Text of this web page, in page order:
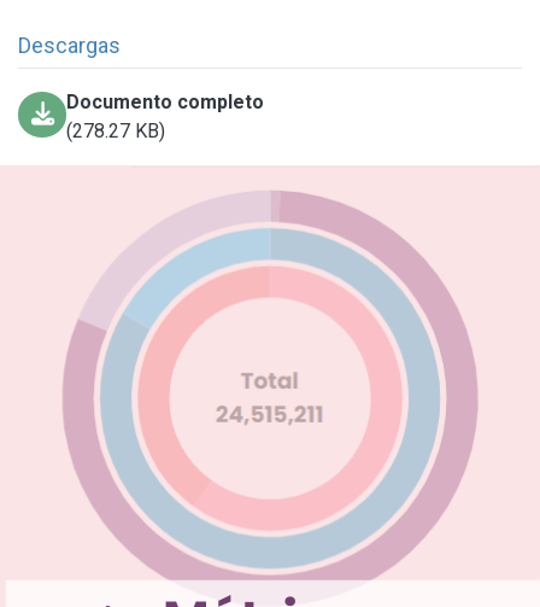
Descargas
Documento completo
(278.27 KB)